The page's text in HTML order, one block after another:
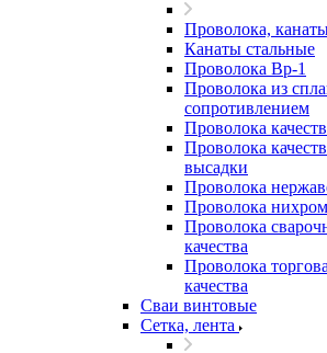
Проволока,
Канаты стальные
Проволока Вр-1
Проволока из
сопротивлением
Проволока
Проволока
высадки
Проволока
Проволока
Проволока
качества
Проволока
качества
Сваи винтовые
Сетка, лента